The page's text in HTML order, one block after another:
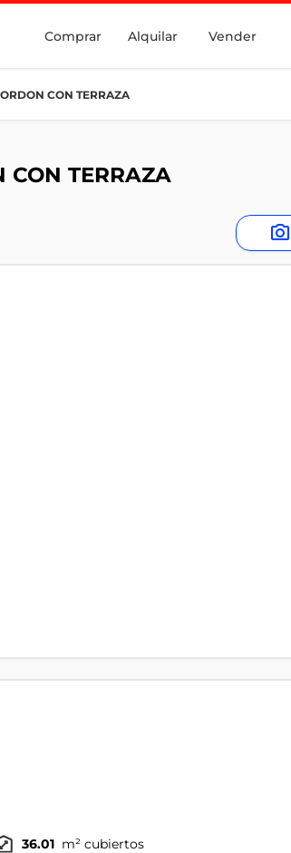
Comprar Alquilar Vender
CON TERRAZA
CON TERRAZA
36.01 m² cubiertos